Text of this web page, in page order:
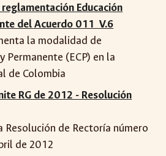
Educación
del Acuerdo 011 V.6
la modalidad de
Permanente (ECP) en la
de Colombia
RG de 2012 - Resolución
Resolución de Rectoría número
de 2012